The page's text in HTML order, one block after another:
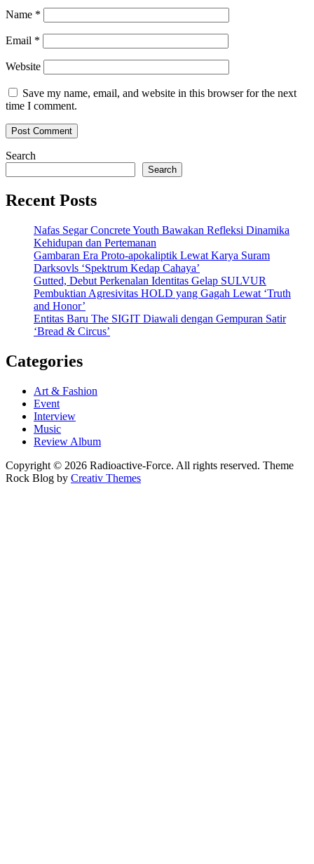
Name *
Email *
Website
Save my name, email, and website in this browser for the next
time I comment.
Search
Search
Recent Posts
Nafas Segar Concrete Youth Bawakan Refleksi Dinamika
Kehidupan dan Pertemanan
Gambaran Era Proto-apokaliptik Lewat Karya Suram
Darksovls ‘Spektrum Kedap Cahaya’
Gutted, Debut Perkenalan Identitas Gelap SULVUR
Pembuktian Agresivitas HOLD yang Gagah Lewat ‘Truth
and Honor’
Entitas Baru The SIGIT Diawali dengan Gempuran Satir
‘Bread & Circus’
Categories
Art & Fashion
Event
Interview
Music
Review Album
Copyright © 2026 Radioactive-Force. All rights reserved. Theme
Rock Blog by Creativ Themes